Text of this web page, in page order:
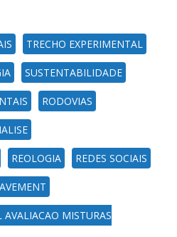
TRECHO EXPERIMENTAL
SUSTENTABILIDADE
RODOVIAS
REOLOGIA REDES SOCIAIS
MISTURAS